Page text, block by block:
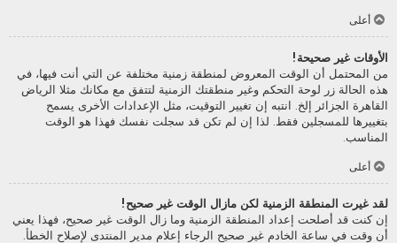
أعلى
الأوقات غير صحيحة!
من المحتمل أن الوقت المعروض لمنطقة زمنية مختلفة عن التي أنت فيها، في
هذه الحالة زر لوحة التحكم وغير منطقتك الزمنية لتتفق مع مكانك مثلا الرياض
القاهرة الجزائر إلخ. انتبه إن تغيير التوقيت، مثل الإعدادات الأخرى يسمح
بتغييرها للمسجلين فقط. لذا إن لم تكن قد سجلت نفسك فهذا هو الوقت
المناسب.
أعلى
لقد غيرت المنطقة الزمنية لكن مازال الوقت غير صحيح!
إن كنت قد أصلحت إعداد المنطقة الزمنية وما زال الوقت غير صحيح، فهذا يعني
أن وقت في ساعة الخادم غير صحيح الرجاء إعلام مدير المنتدى لإصلاح الخطأ.